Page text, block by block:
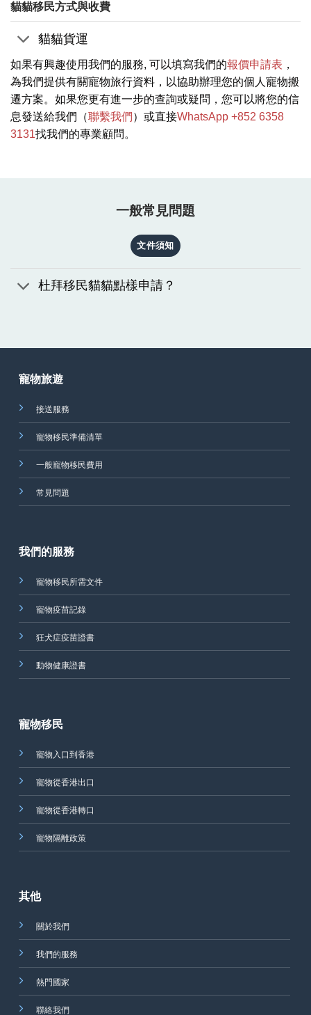
貓貓移民方式與收費
貓貓貨運
如果有興趣使用我們的服務, 可以填寫我們的報價申請表 ，
為我們提供有關寵物旅行資料，以協助辦理您的個人寵物搬
遷方案。如果您更有進一步的查詢或疑問，您可以將您的信
息發送給我們（聯繫我們 ）或直接WhatsApp +852 6358
3131找我們的專業顧問。
一般常見問題
文件須知
杜拜移民貓貓點樣申請？
寵物旅遊
接送服務
寵物移民準備清單
一般寵物移民費用
常見問題
我們的服務
寵物移民所需文件
寵物疫苗記錄
狂犬症疫苗證書
動物健康證書
寵物移民
寵物入口到香港
寵物從香港出口
寵物從香港轉口
寵物隔離政策
其他
關於我們
我們的服務
熱門國家
聯絡我們